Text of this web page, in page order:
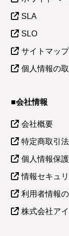
SLA
SLO
サイトマップ
個人情報の
■会社情報
会社概要
特定商取引法
個人情報保
情報セキュ
利用者情報
株式会社ア